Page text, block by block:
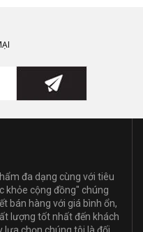
đa dạng cùng với tiêu
khỏe cộng đồng" chúng
bán hàng với giá bình ổn,
lượng tốt nhất đến khách
lựa chọn chúng tôi là đối